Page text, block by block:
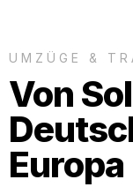
UMZÜGE &
Von
Europa